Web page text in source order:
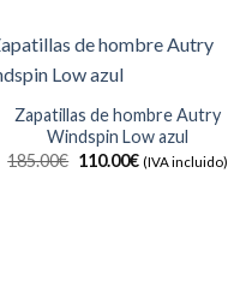
a la
lista de
Zapatillas de hombre Autry
Windspin Low azul
185.00€ El
110.00€El
precio
(IVA incluido)